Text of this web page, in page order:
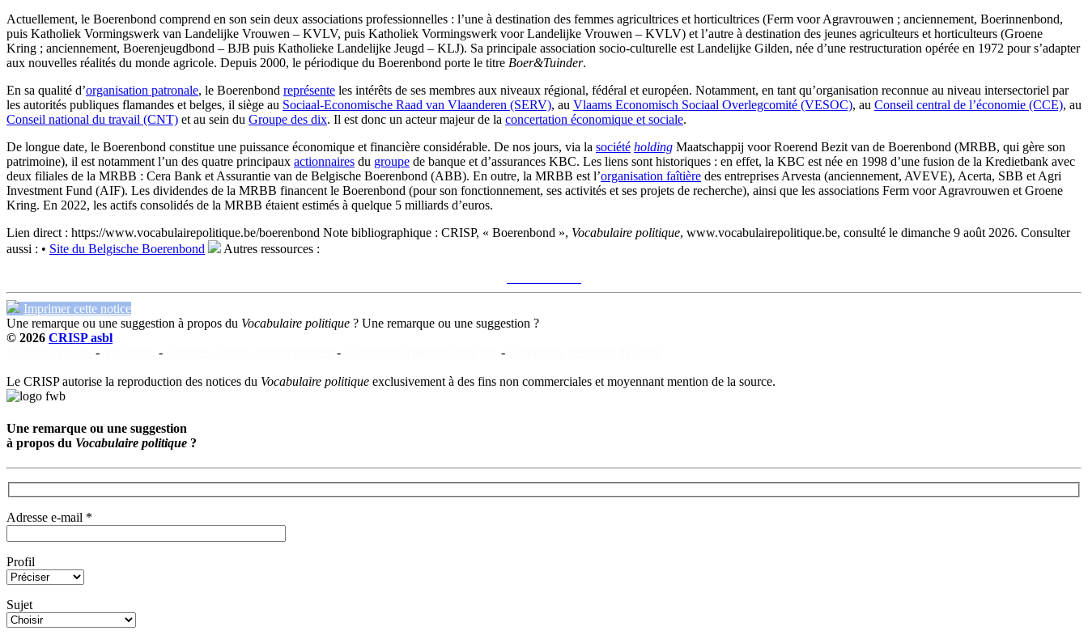
Actuellement, le Boerenbond comprend en son sein deux associations professionnelles : l’une à destination des femmes agricultrices et horticultrices (Ferm voor Agravrouwen ; anciennement, Boerinnenbond,
puis Katholiek Vormingswerk van Landelijke Vrouwen – KVLV, puis Katholiek Vormingswerk voor Landelijke Vrouwen – KVLV) et l’autre à destination des jeunes agriculteurs et horticulteurs (Groene
Kring ; anciennement, Boerenjeugdbond – BJB puis Katholieke Landelijke Jeugd – KLJ). Sa principale association socio-culturelle est Landelijke Gilden, née d’une restructuration opérée en 1972 pour s’adapter
aux nouvelles réalités du monde agricole. Depuis 2000, le périodique du Boerenbond porte le titre Boer&Tuinder.
En sa qualité d’organisation patronale, le Boerenbond représente les intérêts de ses membres aux niveaux régional, fédéral et européen. Notamment, en tant qu’organisation reconnue au niveau intersectoriel par
les autorités publiques flamandes et belges, il siège au Sociaal-Economische Raad van Vlaanderen (SERV), au Vlaams Economisch Sociaal Overlegcomité (VESOC), au Conseil central de l’économie (CCE), au
Conseil national du travail (CNT) et au sein du Groupe des dix. Il est donc un acteur majeur de la concertation économique et sociale.
De longue date, le Boerenbond constitue une puissance économique et financière considérable. De nos jours, via la société holding Maatschappij voor Roerend Bezit van de Boerenbond (MRBB, qui gère son
patrimoine), il est notamment l’un des quatre principaux actionnaires du groupe de banque et d’assurances KBC. Les liens sont historiques : en effet, la KBC est née en 1998 d’une fusion de la Kredietbank avec
deux filiales de la MRBB : Cera Bank et Assurantie van de Belgische Boerenbond (ABB). En outre, la MRBB est l’organisation faîtière des entreprises Arvesta (anciennement, AVEVE), Acerta, SBB et Agri
Investment Fund (AIF). Les dividendes de la MRBB financent le Boerenbond (pour son fonctionnement, ses activités et ses projets de recherche), ainsi que les associations Ferm voor Agravrouwen et Groene
Kring. En 2022, les actifs consolidés de la MRBB étaient estimés à quelque 5 milliards d’euros.
Lien direct : https://www.vocabulairepolitique.be/boerenbond Note bibliographique : CRISP, « Boerenbond », Vocabulaire politique, www.vocabulairepolitique.be, consulté le dimanche 9 août 2026. Consulter
aussi : • Site du Belgische Boerenbond
Autres ressources :
Imprimer cette notice
Une remarque ou une suggestion à propos du Vocabulaire politique ? Une remarque ou une suggestion ?
© 2026 CRISP asbl
- - - -
Le CRISP autorise la reproduction des notices du Vocabulaire politique exclusivement à des fins non commerciales et moyennant mention de la source.
Une remarque ou une suggestion
à propos du Vocabulaire politique ?
Adresse e-mail *
Profil
Sujet